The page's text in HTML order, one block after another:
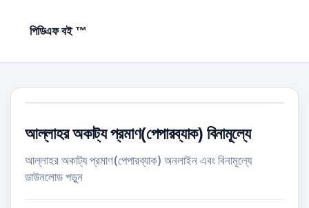
পিডিএফ বই ™
আল্লাহর অকাট্য প্রমাণ(পেপারব্যাক) বিনামূল্যে
আল্লাহর অকাট্য প্রমাণ(পেপারব্যাক) অনলাইন এবং বিনামূল্যে
ডাউনলোড পড়ুন